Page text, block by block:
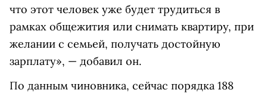
что этот человек уже будет трудиться в
рамках общежития или снимать квартиру, при
желании с семьей, получать достойную
зарплату», — добавил он.
По данным чиновника, сейчас порядка 188